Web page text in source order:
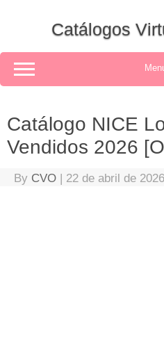
Catálogos
Catálogo NICE
Vendidos 2026
By CVO | 22 de abril de 2026